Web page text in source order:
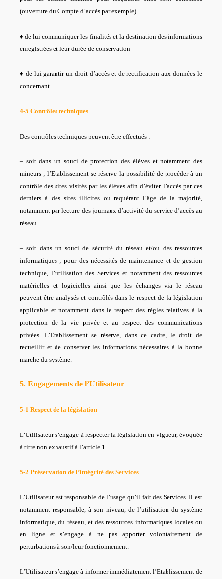
(ouverture du Compte d’accès par exemple)
♦ de lui communiquer les finalités et la destination des informations
enregistrées et leur durée de conservation
♦ de lui garantir un droit d’accès et de rectification aux données le
concernant
4-5 Contrôles techniques
Des contrôles techniques peuvent être effectués :
– soit dans un souci de protection des élèves et notamment des
mineurs ; l’Etablissement se réserve la possibilité de procéder à un
contrôle des sites visités par les élèves afin d’éviter l’accès par ces
derniers à des sites illicites ou requérant l’âge de la majorité,
notamment par lecture des journaux d’activité du service d’accès au
réseau
– soit dans un souci de sécurité du réseau et/ou des ressources
informatiques ; pour des nécessités de maintenance et de gestion
technique, l’utilisation des Services et notamment des ressources
matérielles et logicielles ainsi que les échanges via le réseau
peuvent être analysés et contrôlés dans le respect de la législation
applicable et notamment dans le respect des règles relatives à la
protection de la vie privée et au respect des communications
privées. L’Etablissement se réserve, dans ce cadre, le droit de
recueillir et de conserver les informations nécessaires à la bonne
marche du système.
5. Engagements de l’Utilisateur
5-1 Respect de la législation
L’Utilisateur s’engage à respecter la législation en vigueur, évoquée
à titre non exhaustif à l’article 1
5-2 Préservation de l’intégrité des Services
L’Utilisateur est responsable de l’usage qu’il fait des Services. Il est
notamment responsable, à son niveau, de l’utilisation du système
informatique, du réseau, et des ressources informatiques locales ou
en ligne et s’engage à ne pas apporter volontairement de
perturbations à son/leur fonctionnement.
L’Utilisateur s’engage à informer immédiatement l’Etablissement de